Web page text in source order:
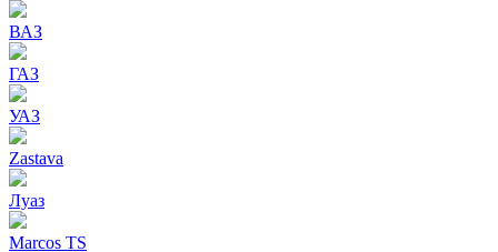
ВАЗ
ГАЗ
УАЗ
Zastava
Луаз
Marcos TS